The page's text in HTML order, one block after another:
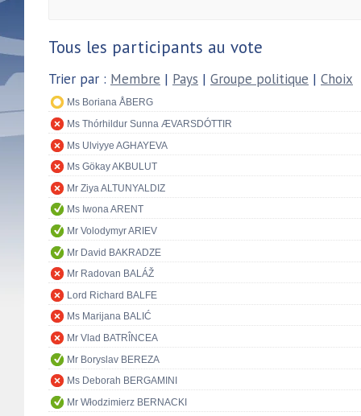
Tous les participants au vote
Trier par : Membre | Pays | Groupe politique | Choix
Ms Boriana ÅBERG
Ms Thórhildur Sunna ÆVARSDÓTTIR
Ms Ulviyye AGHAYEVA
Ms Gökay AKBULUT
Mr Ziya ALTUNYALDIZ
Ms Iwona ARENT
Mr Volodymyr ARIEV
Mr David BAKRADZE
Mr Radovan BALÁŽ
Lord Richard BALFE
Ms Marijana BALIĆ
Mr Vlad BATRÎNCEA
Mr Boryslav BEREZA
Ms Deborah BERGAMINI
Mr Włodzimierz BERNACKI